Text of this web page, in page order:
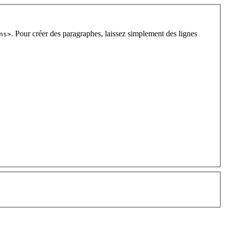
. Pour créer des paragraphes, laissez simplement des lignes